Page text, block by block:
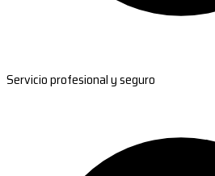
Servicio profesional y seguro